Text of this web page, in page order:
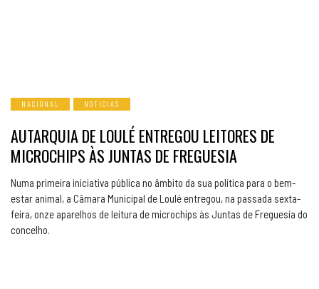
NACIONAL NOTICIAS
AUTARQUIA DE LOULÉ ENTREGOU LEITORES DE
MICROCHIPS ÀS JUNTAS DE FREGUESIA
Numa primeira iniciativa pública no âmbito da sua política para o bem-
estar animal, a Câmara Municipal de Loulé entregou, na passada sexta-
feira, onze aparelhos de leitura de microchips às Juntas de Freguesia do
concelho.